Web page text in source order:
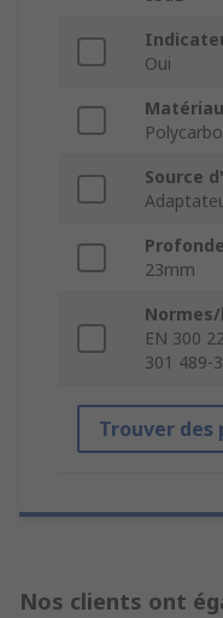
Oui
Matériau
Source
23mm
EN 300
301 489-3
Trouver
Nos clients ont